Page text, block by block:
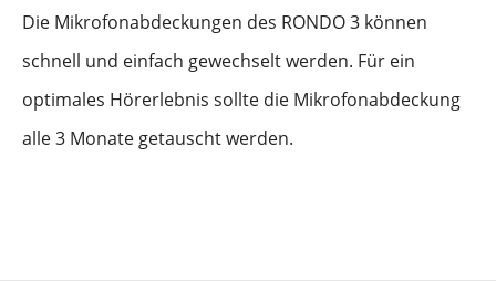
Die Mikrofonabdeckungen des RONDO 3 können
schnell und einfach gewechselt werden. Für ein
optimales Hörerlebnis sollte die Mikrofonabdeckung
alle 3 Monate getauscht werden.